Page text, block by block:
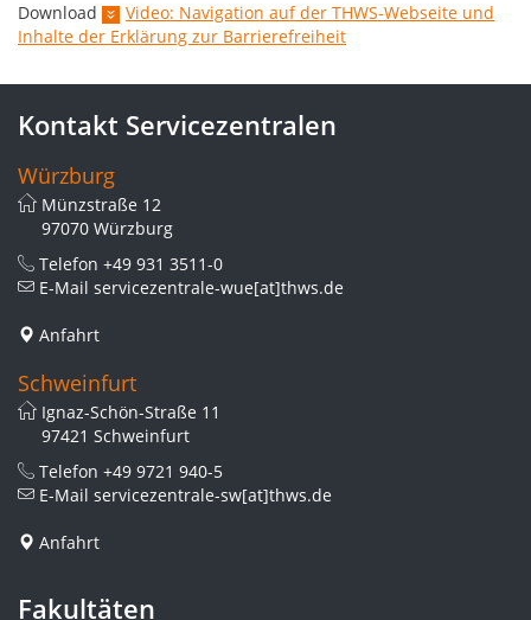
der
Erklärung
Barrierefreiheit
Download
Video: Navigation auf der THWS-Webseite und
Inhalte der Erklärung zur Barrierefreiheit
Kontakt Servicezentralen
Würzburg
Münzstraße 12
97070 Würzburg
Telefon +49 931 3511-0
E-Mail servicezentrale-wue[at]thws.de
Anfahrt
Schweinfurt
Ignaz-Schön-Straße 11
97421 Schweinfurt
Telefon +49 9721 940-5
E-Mail servicezentrale-sw[at]thws.de
Anfahrt
Fakultäten